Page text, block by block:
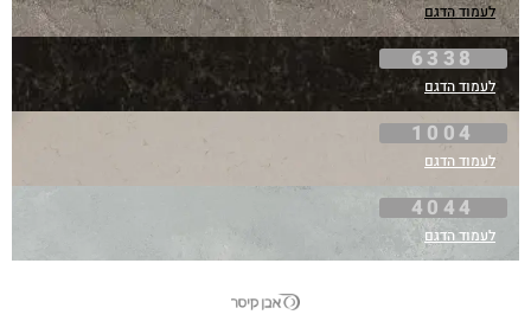
לעמוד הדגם
6338
לעמוד הדגם
1004
לעמוד הדגם
4044
לעמוד הדגם